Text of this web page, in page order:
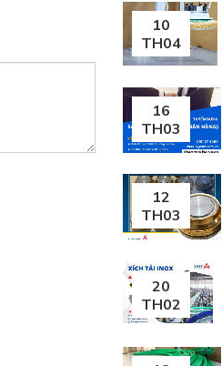
10
TH04
16
TH03
12
TH03
20
TH02